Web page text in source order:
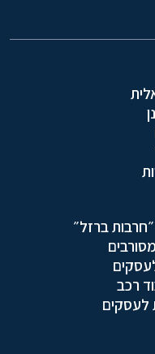
ברזל״
רכב